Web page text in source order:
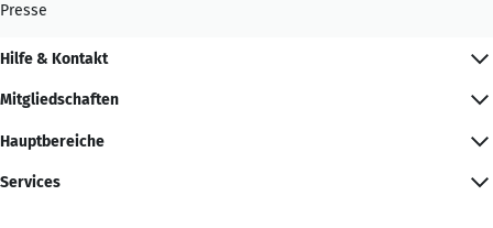
Presse
Hilfe & Kontakt
Mitgliedschaften
Hauptbereiche
Services